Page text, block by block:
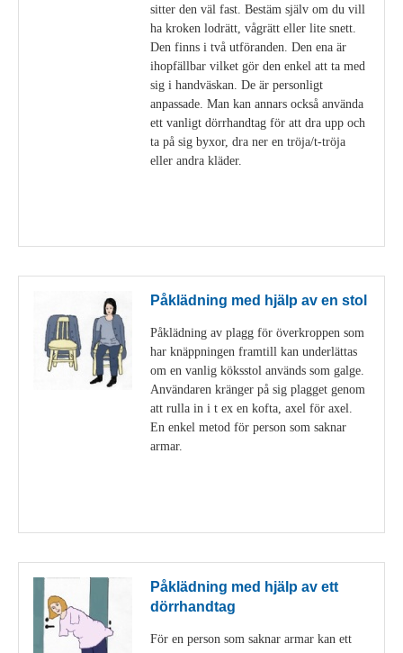
sitter den väl fast. Bestäm själv om du vill
ha kroken lodrätt, vågrätt eller lite snett.
Den finns i två utföranden. Den ena är
ihopfällbar vilket gör den enkel att ta med
sig i handväskan. De är personligt
anpassade. Man kan annars också använda
ett vanligt dörrhandtag för att dra upp och
ta på sig byxor, dra ner en tröja/t-tröja
eller andra kläder.
Påklädning med hjälp av en stol
Påklädning av plagg för överkroppen som
har knäppningen framtill kan underlättas
om en vanlig köksstol används som galge.
Användaren kränger på sig plagget genom
att rulla in i t ex en kofta, axel för axel.
En enkel metod för person som saknar
armar.
Påklädning med hjälp av ett
dörrhandtag
För en person som saknar armar kan ett